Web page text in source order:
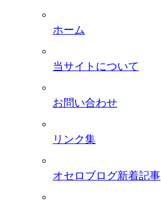
ホーム
当サイトについて
お問い合わせ
リンク集
オセロブログ新着記事